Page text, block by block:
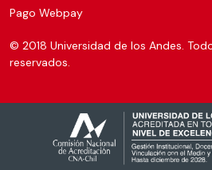
Pago Webpay
© 2018 Universidad de los Andes.
reservados.